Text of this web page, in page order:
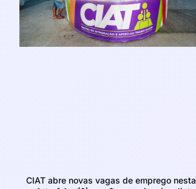
CIAT abre novas vagas de emprego nesta